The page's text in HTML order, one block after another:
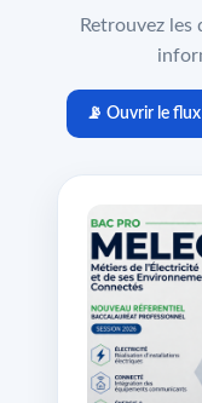
Retrouvez
📡 Ouvrir le flux